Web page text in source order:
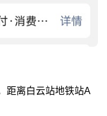
距离白云站地铁站A